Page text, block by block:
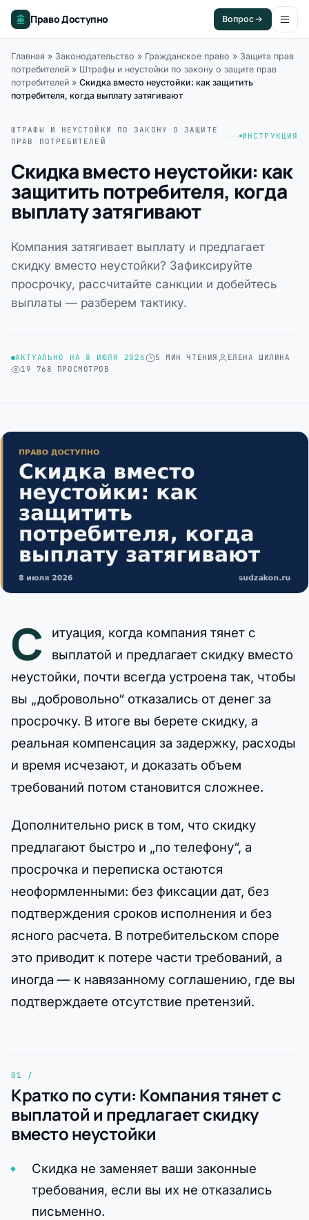
Право Доступно Вопрос
Главная » Законодательство » Гражданское право » Защита прав
потребителей » Штрафы и неустойки по закону о защите прав
потребителей » Скидка вместо неустойки: как защитить
потребителя, когда выплату затягивают
ШТРАФЫ И НЕУСТОЙКИ ПО ЗАКОНУ О ЗАЩИТЕ
ПРАВ ПОТРЕБИТЕЛЕЙ
ИНСТРУКЦИЯ
Скидка вместо неустойки: как
защитить потребителя, когда
выплату затягивают
Компания затягивает выплату и предлагает
скидку вместо неустойки? Зафиксируйте
просрочку, рассчитайте санкции и добейтесь
выплаты — разберем тактику.
АКТУАЛЬНО НА 8 ИЮЛЯ 2026 5 МИН ЧТЕНИЯ
ЕЛЕНА ШИЛИНА
19 768 ПРОСМОТРОВ
С
итуация, когда компания тянет с
выплатой и предлагает скидку вместо
неустойки, почти всегда устроена так, чтобы
вы „добровольно“ отказались от денег за
просрочку. В итоге вы берете скидку, а
реальная компенсация за задержку, расходы
и время исчезают, и доказать объем
требований потом становится сложнее.
Дополнительно риск в том, что скидку
предлагают быстро и „по телефону“, а
просрочка и переписка остаются
неоформленными: без фиксации дат, без
подтверждения сроков исполнения и без
ясного расчета. В потребительском споре
это приводит к потере части требований, а
иногда — к навязанному соглашению, где вы
подтверждаете отсутствие претензий.
Кратко по сути: Компания тянет с
выплатой и предлагает скидку
вместо неустойки
Скидка не заменяет ваши законные
требования, если вы их не отказались
письменно.